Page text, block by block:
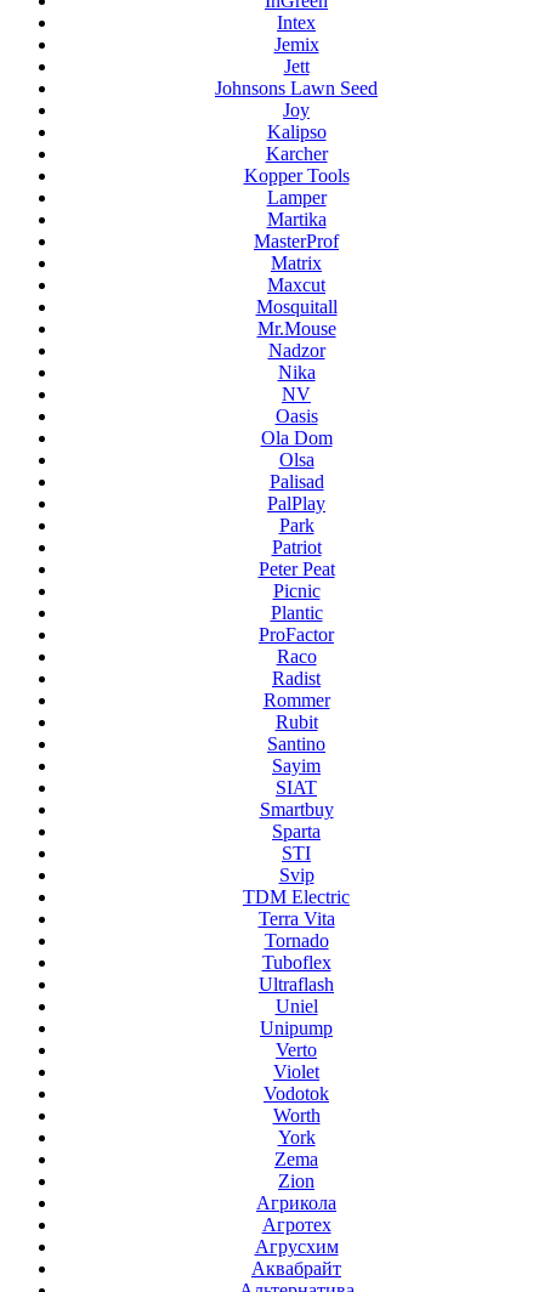
Intex
Jemix
Jett
Johnsons Lawn Seed
Joy
Kalipso
Karcher
Kopper Tools
Lamper
Martika
MasterProf
Matrix
Maxcut
Mosquitall
Mr.Mouse
Nadzor
Nika
NV
Oasis
Ola Dom
Olsa
Palisad
PalPlay
Park
Patriot
Peter Peat
Picnic
Plantic
ProFactor
Raco
Radist
Rommer
Rubit
Santino
Sayim
SIAT
Smartbuy
Sparta
STI
Svip
TDM Electric
Terra Vita
Tornado
Tuboflex
Ultraflash
Uniel
Unipump
Verto
Violet
Vodotok
Worth
York
Zema
Zion
Агрикола
Агротех
Агрусхим
Аквабрайт